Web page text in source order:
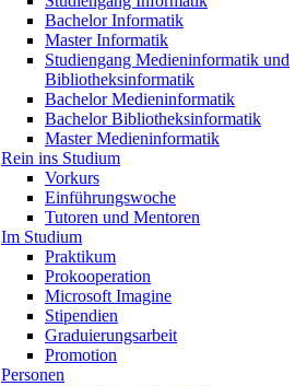
Bachelor Informatik
Master Informatik
Studiengang Medieninformatik und
Bibliotheksinformatik
Bachelor Medieninformatik
Bachelor Bibliotheksinformatik
Master Medieninformatik
Rein ins Studium
Vorkurs
Einführungswoche
Tutoren und Mentoren
Im Studium
Praktikum
Prokooperation
Microsoft Imagine
Stipendien
Graduierungsarbeit
Promotion
Personen